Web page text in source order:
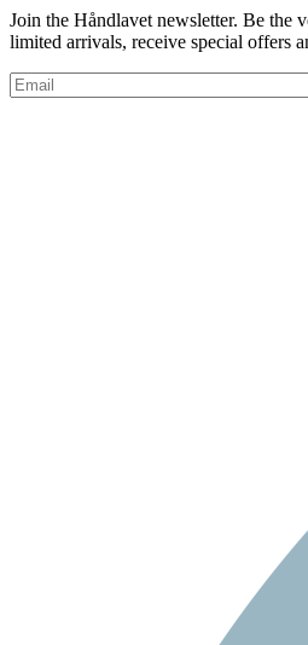
Join the Håndlavet newsletter. Be the
limited arrivals, receive special offers